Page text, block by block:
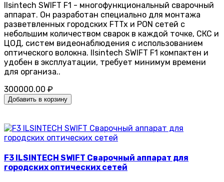
Ilsintech SWIFT F1 - многофункциональный сварочный
аппарат. Он разработан специально для монтажа
разветвленных городских FTTx и PON сетей с
небольшим количеством сварок в каждой точке, СКС и
ЦОД, систем видеонаблюдения с использованием
оптического волокна. Ilsintech SWIFT F1 компактен и
удобен в эксплуатации, требует минимум времени
для организа..
300000.00 ₽
Добавить в корзину
F3 ILSINTECH SWIFT Сварочный аппарат для
городских оптических сетей